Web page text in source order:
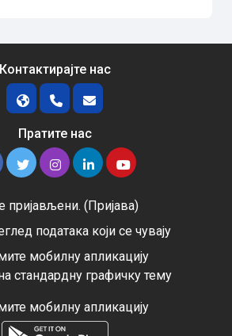
Контактирајте нас
Пратите нас
пријављени. (Пријава)
података који се чувају
мобилну апликацију
стандардну графичку тему
мобилну апликацију